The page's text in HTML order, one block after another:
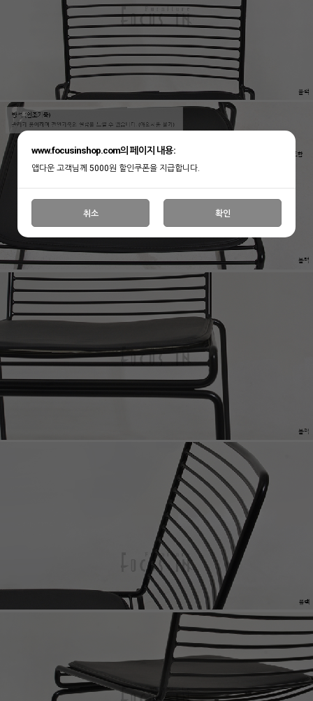
www.focusinshop.com의 페이지 내용:
앱다운 고객님께 5000원 할인쿠폰을 지급합니다.
취소 확인